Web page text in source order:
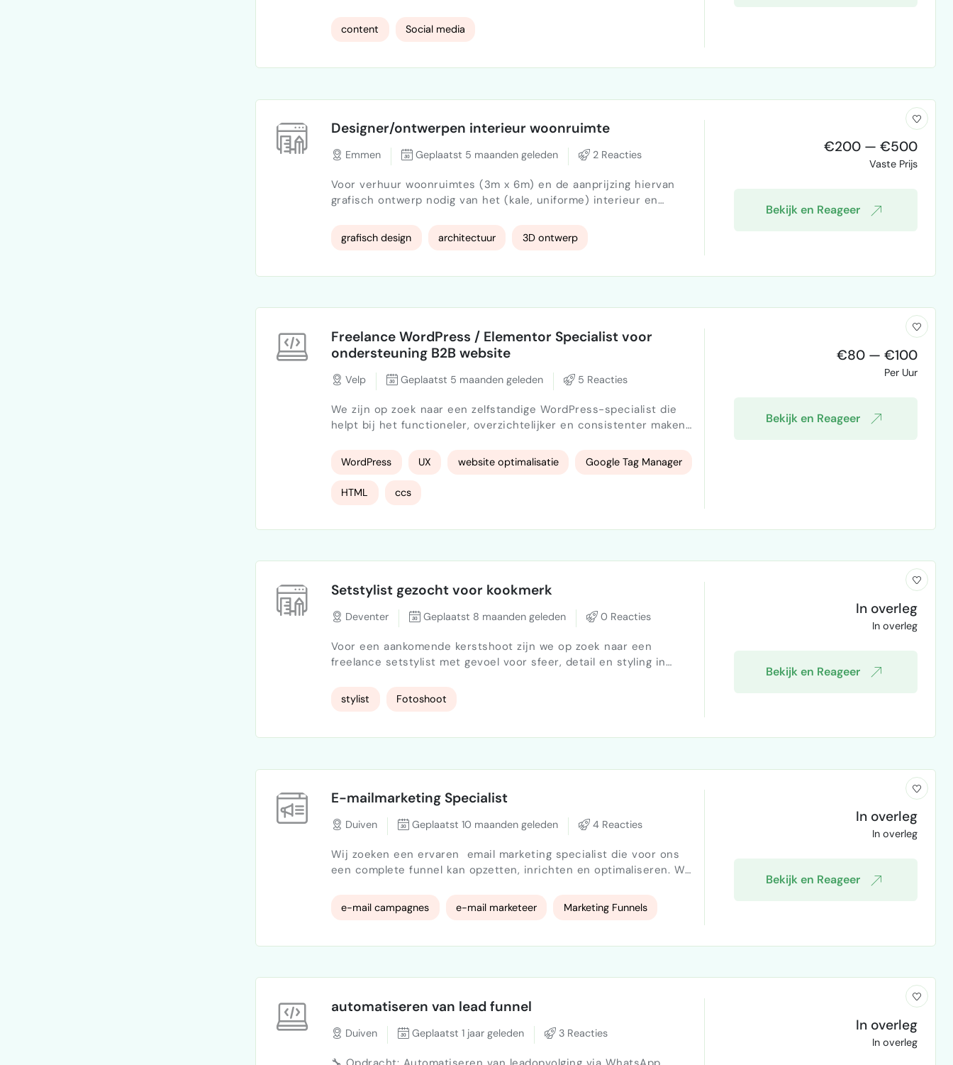
experts, vinden het heel leuk om er over mee te denken maar
starten 1 apr…
content Social media
Designer/ontwerpen interieur woonruimte
Emmen Geplaatst 5 maanden geleden 2 Reacties
Voor verhuur woonruimtes (3m x 6m) en de aanprijzing hiervan
grafisch ontwerp nodig van het (kale, uniforme) interieur en
vanzelfsprekend meer informatie. Het is een pre om in de
omgeving van Emmen woonachtig te zijn. Mocht het ontwerp/de
grafisch design architectuur 3D ontwerp
€200 — €500
Vaste Prijs
Bekijk en Reageer
Freelance WordPress / Elementor Specialist voor
ondersteuning B2B website
Velp Geplaatst 5 maanden geleden 5 Reacties
We zijn op zoek naar een zelfstandige WordPress-specialist die
helpt bij het functioneler, overzichtelijker en consistenter maken
gebruiksgemak en praktische verbeteringen die bijdragen aan een
heldere B2B-positionering en betere conversie.Het gaat
nadrukkelijk niet om een volledige herbouw of redesign, maar om
WordPress UX website optimalisatie Google Tag Manager
HTML ccs
€80 — €100
Per Uur
Bekijk en Reageer
Setstylist gezocht voor kookmerk
Deventer Geplaatst 8 maanden geleden 0 Reacties
Voor een aankomende kerstshoot zijn we op zoek naar een
freelance setstylist met gevoel voor sfeer, detail en styling in
beschikbaar om vooraf in te richten. De setting bestaat uit een
keuken- en eetkamerachtige omgeving die aangekleed moet
stylist met affinite…
stylist Fotoshoot
In overleg
In overleg
Bekijk en Reageer
E-mailmarketing Specialist
Duiven Geplaatst 10 maanden geleden 4 Reacties
Wij zoeken een ervaren email marketing specialist die voor ons
een complete funnel kan opzetten, inrichten en optimaliseren. Wat
(funnels/automatisering) Design & inrichting in e-mailsoftware
A/B-testen & optimaliseren voor conversieOns bedrijf helpt
lasten zoals energie, verzekerin…
e-mail campagnes e-mail marketeer Marketing Funnels
In overleg
In overleg
Bekijk en Reageer
automatiseren van lead funnel
Duiven Geplaatst 1 jaar geleden 3 Reacties In overleg
In overleg